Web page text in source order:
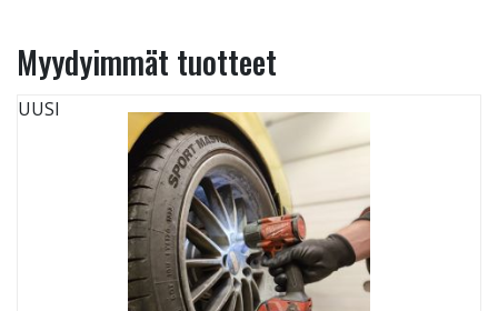
Myydyimmät tuotteet
UUSI